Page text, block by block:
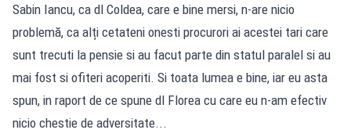
Sabin Iancu, ca dl Coldea, care e bine mersi, n-are nicio
problemă, ca alți cetateni onesti procurori ai acestei tari care
sunt trecuti la pensie si au facut parte din statul paralel si au
mai fost si ofiteri acoperiti. Si toata lumea e bine, iar eu asta
spun, in raport de ce spune dl Florea cu care eu n-am efectiv
nicio chestie de adversitate...